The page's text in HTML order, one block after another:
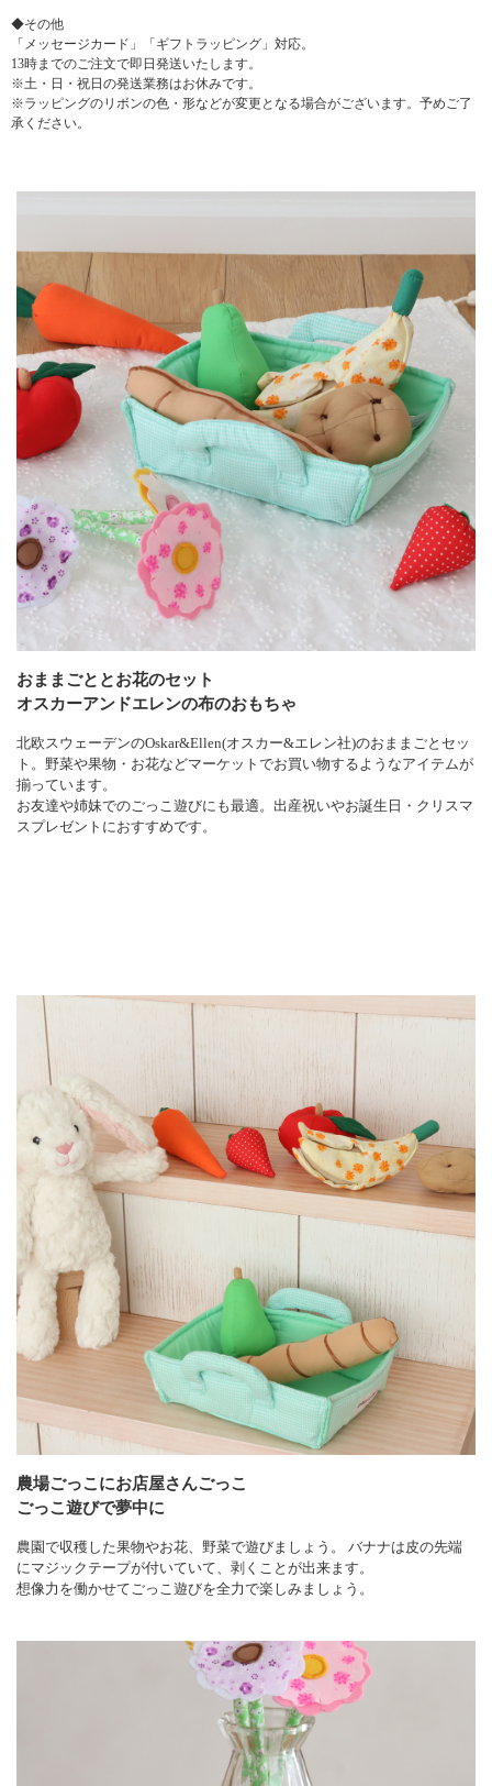
◆その他
「メッセージカード」「ギフトラッピング」対応。
13時までのご注文で即日発送いたします。
※土・日・祝日の発送業務はお休みです。
※ラッピングのリボンの色・形などが変更となる場合がございます。予めご了
承ください。
おままごととお花のセット
オスカーアンドエレンの布のおもちゃ
北欧スウェーデンのOskar&Ellen(オスカー&エレン社)のおままごとセッ
ト。野菜や果物・お花などマーケットでお買い物するようなアイテムが
揃っています。
お友達や姉妹でのごっこ遊びにも最適。出産祝いやお誕生日・クリスマ
スプレゼントにおすすめです。
農場ごっこにお店屋さんごっこ
ごっこ遊びで夢中に
農園で収穫した果物やお花、野菜で遊びましょう。 バナナは皮の先端
にマジックテープが付いていて、剥くことが出来ます。
想像力を働かせてごっこ遊びを全力で楽しみましょう。